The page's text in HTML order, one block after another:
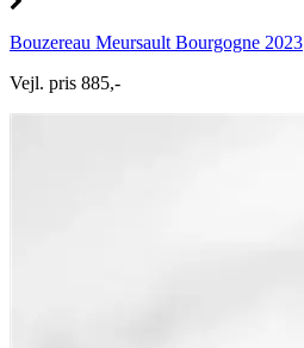
Bouzereau Meursault Bourgogne 2023
Vejl. pris 885,-